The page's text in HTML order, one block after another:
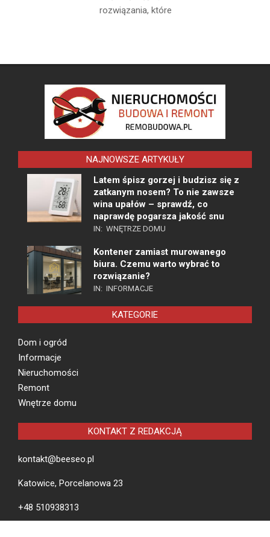
rozwiązania, które
NAJNOWSZE ARTYKUŁY
Latem śpisz gorzej i budzisz się z
zatkanym nosem? To nie zawsze
wina upałów – sprawdź, co
naprawdę pogarsza jakość snu
IN: WNĘTRZE DOMU
Kontener zamiast murowanego
biura. Czemu warto wybrać to
rozwiązanie?
IN: INFORMACJE
KATEGORIE
Dom i ogród
Informacje
Nieruchomości
Remont
Wnętrze domu
KONTAKT Z REDAKCJĄ
kontakt@beeseo.pl
Katowice, Porcelanowa 23
+48 510938313